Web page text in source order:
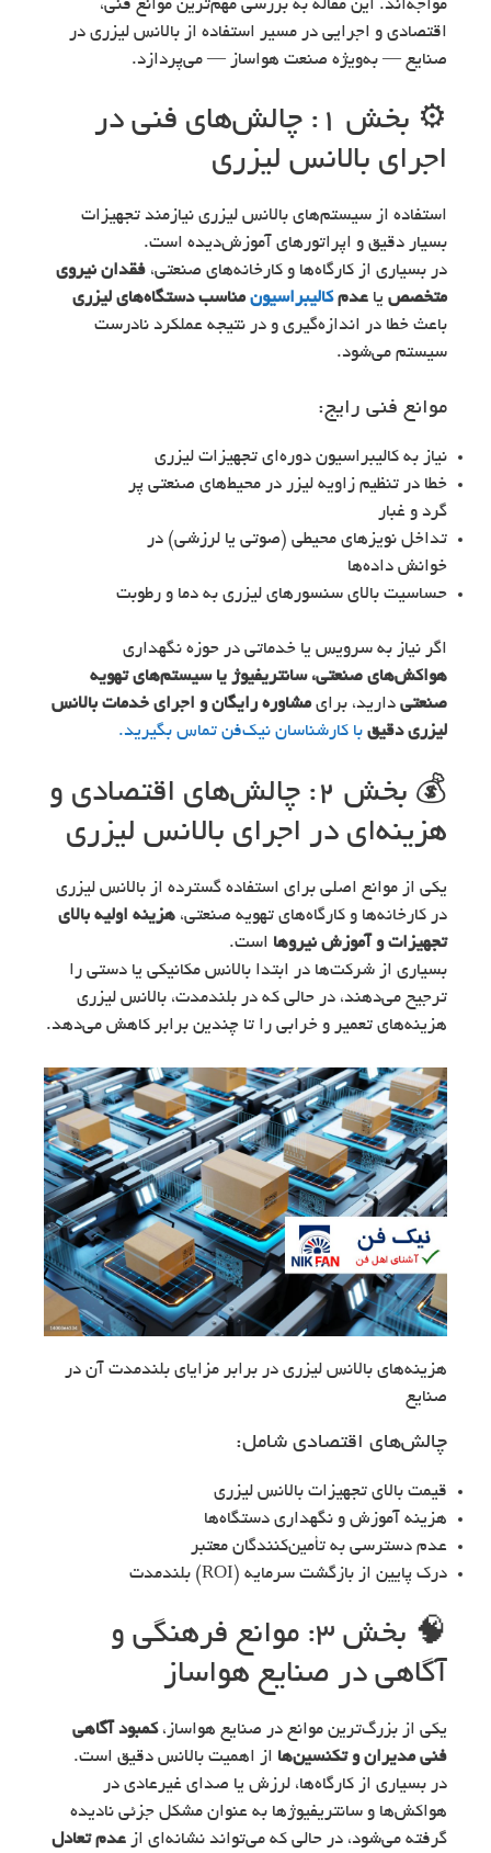
مواجه‌اند. این مقاله به بررسی مهم‌ترین موانع فنی،
اقتصادی و اجرایی در مسیر استفاده از بالانس لیزری در
صنایع — به‌ویژه صنعت هواساز — می‌پردازد.
⚙️ بخش ۱: چالش‌های فنی در
اجرای بالانس لیزری
استفاده از سیستم‌های بالانس لیزری نیازمند تجهیزات
بسیار دقیق و اپراتورهای آموزش‌دیده است.
در بسیاری از کارگاه‌ها و کارخانه‌های صنعتی، فقدان نیروی
متخصص یا عدمکالیبراسیونمناسب دستگاه‌های لیزری
باعث خطا در اندازه‌گیری و در نتیجه عملکرد نادرست
سیستم می‌شود.
موانع فنی رایج:
نیاز به کالیبراسیون دوره‌ای تجهیزات لیزری
خطا در تنظیم زاویه لیزر در محیط‌های صنعتی پر
گرد و غبار
تداخل نویزهای محیطی (صوتی یا لرزشی) در
خوانش داده‌ها
حساسیت بالای سنسورهای لیزری به دما و رطوبت
اگر نیاز به سرویس یا خدماتی در حوزه نگهداری
هواکش‌های صنعتی، سانتریفیوژ یا سیستم‌های تهویه
صنعتی دارید، برایمشاوره رایگان و اجرای خدمات بالانس
لیزری دقیق با کارشناسان نیک‌فن تماس بگیرید.
💰 بخش ۲: چالش‌های اقتصادی و
هزینه‌ای در اجرای بالانس لیزری
یکی از موانع اصلی برای استفاده گسترده از بالانس لیزری
در کارخانه‌ها و کارگاه‌های تهویه صنعتی، هزینه اولیه بالای
تجهیزات و آموزش نیروها است.
بسیاری از شرکت‌ها در ابتدا بالانس مکانیکی یا دستی را
ترجیح می‌دهند، در حالی که در بلندمدت، بالانس لیزری
هزینه‌های تعمیر و خرابی را تا چندین برابر کاهش می‌دهد.
هزینه‌های بالانس لیزری در برابر مزایای بلندمدت آن در
صنایع
چالش‌های اقتصادی شامل:
قیمت بالای تجهیزات بالانس لیزری
هزینه آموزش و نگهداری دستگاه‌ها
عدم دسترسی به تأمین‌کنندگان معتبر
درک پایین از بازگشت سرمایه (ROI) بلندمدت
🧠 بخش ۳: موانع فرهنگی و
آگاهی در صنایع هواساز
یکی از بزرگ‌ترین موانع در صنایع هواساز،کمبود آگاهی
فنی مدیران و تکنسین‌ها از اهمیت بالانس دقیق است.
در بسیاری از کارگاه‌ها، لرزش یا صدای غیرعادی در
هواکش‌ها و سانتریفیوژها به عنوان مشکل جزئی نادیده
گرفته می‌شود، در حالی که می‌تواند نشانه‌ای از عدم تعادل